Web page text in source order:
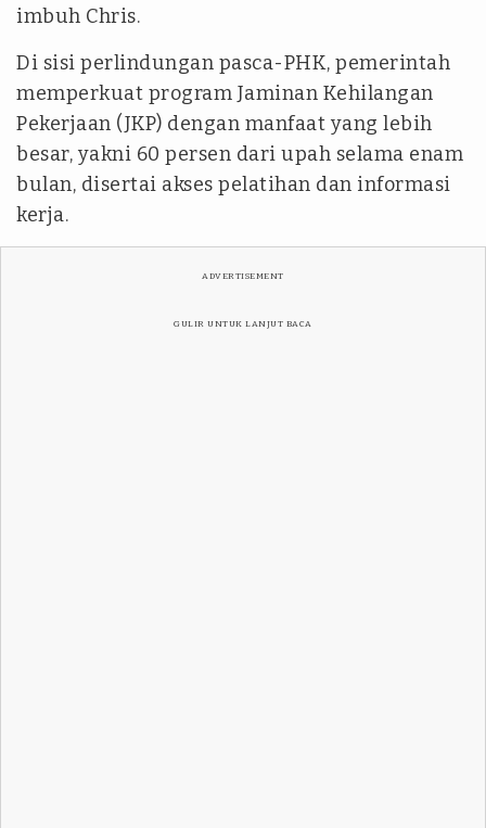
imbuh Chris.
Di sisi perlindungan pasca-PHK, pemerintah
memperkuat program Jaminan Kehilangan
Pekerjaan (JKP) dengan manfaat yang lebih
besar, yakni 60 persen dari upah selama enam
bulan, disertai akses pelatihan dan informasi
kerja.
ADVERTISEMENT
GULIR UNTUK LANJUT BACA